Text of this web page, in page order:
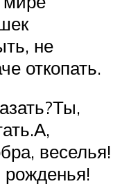
не
откопать.
веселья!
рожденья!